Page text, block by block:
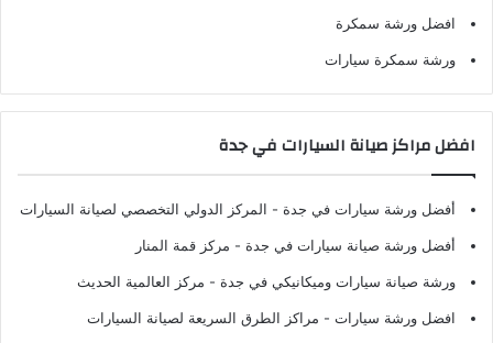
افضل ورشة سمكرة
ورشة سمكرة سيارات
افضل مراكز صيانة السيارات في جدة
أفضل ورشة سيارات في جدة - المركز الدولي التخصصي لصيانة السيارات
أفضل ورشة صيانة سيارات في جدة - مركز قمة المنار
ورشة صيانة سيارات وميكانيكي في جدة - مركز العالمية الحديث
افضل ورشة سيارات - مراكز الطرق السريعة لصيانة السيارات